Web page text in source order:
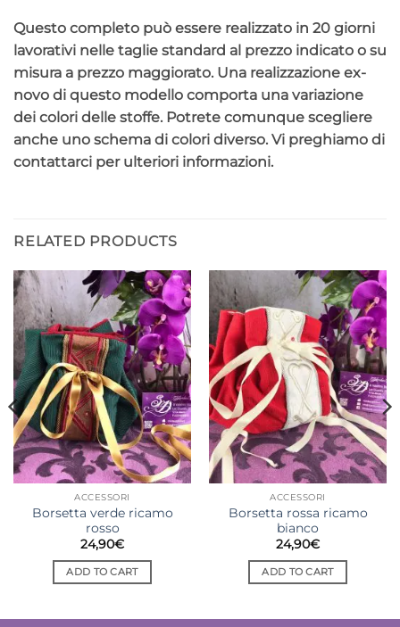
Questo completo può essere realizzato in 20 giorni
lavorativi nelle taglie standard al prezzo indicato o su
misura a prezzo maggiorato. Una realizzazione ex-
novo di questo modello comporta una variazione
dei colori delle stoffe. Potrete comunque scegliere
anche uno schema di colori diverso. Vi preghiamo di
contattarci per ulteriori informazioni.
RELATED PRODUCTS
ACCESSORI
Borsetta verde ricamo
rosso
24,90€
ADD TO CART
ACCESSORI
Borsetta rossa ricamo
bianco
24,90€
ADD TO CART